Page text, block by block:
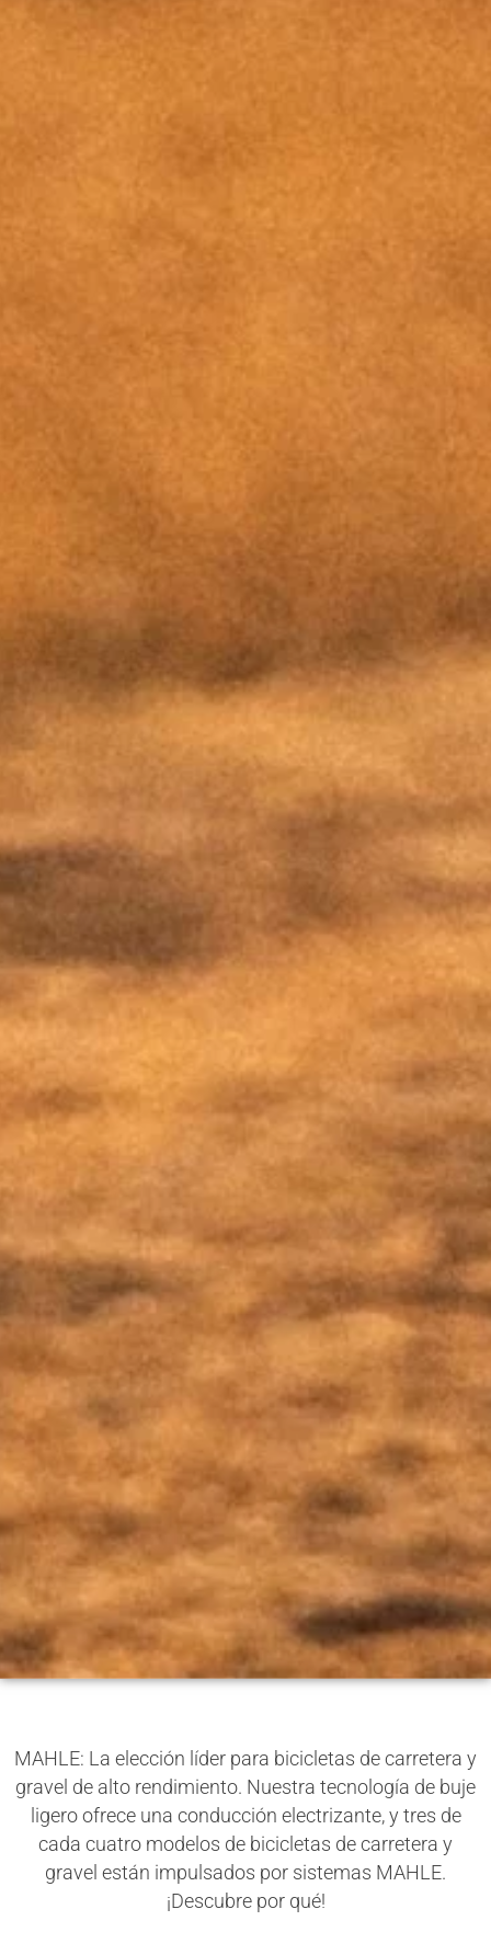
MAHLE: La elección líder para bicicletas de carretera y
gravel de alto rendimiento. Nuestra tecnología de buje
ligero ofrece una conducción electrizante, y tres de
cada cuatro modelos de bicicletas de carretera y
gravel están impulsados por sistemas MAHLE.
¡Descubre por qué!